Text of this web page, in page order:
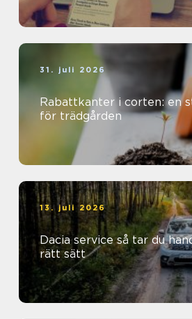
31. juli 2026
Rabattkanter i corten: en
för trädgården
13. juli 2026
Dacia service så tar du hand om bilen på
rätt sätt